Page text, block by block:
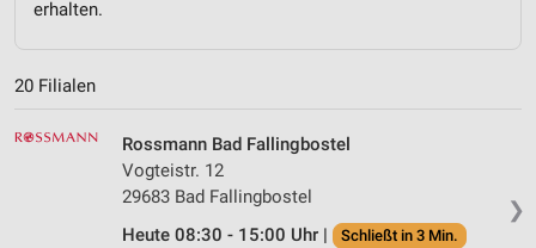
erhalten.
20 Filialen
❯
Rossmann Bad Fallingbostel
Vogteistr. 12
29683 Bad Fallingbostel
Heute 08:30 - 15:00 Uhr |
Schließt in 3 Min.